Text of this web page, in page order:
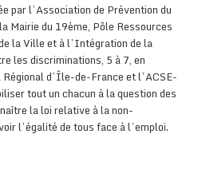
par l’Association de Prévention du
Mairie du 19ème, Pôle Ressources
la Ville et à l’Intégration de la
les discriminations, 5 à 7, en
d’Île-de-France et l’ACSE-
tout un chacun à la question des
la loi relative à la non-
l’égalité de tous face à l’emploi.